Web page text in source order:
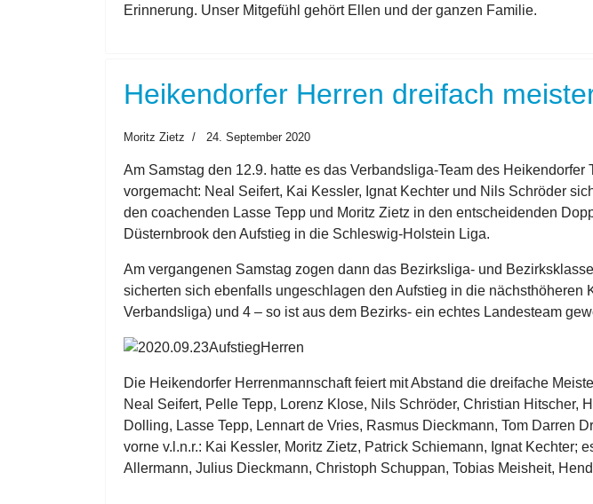
Erinnerung. Unser Mitgefühl gehört Ellen und der ganzen Familie.
Heikendorfer Herren dreifach
Moritz Zietz 24. September 2020
Am Samstag den 12.9. hatte es das Verbandsliga-Team des Heikendorfer
vorgemacht: Neal Seifert, Kai Kessler, Ignat Kechter und Nils Schröder
den coachenden Lasse Tepp und Moritz Zietz in den entscheidenden
Düsternbrook den Aufstieg in die Schleswig-Holstein Liga.
Am vergangenen Samstag zogen dann das Bezirksliga- und
sicherten sich ebenfalls ungeschlagen den Aufstieg in die nächsthöheren
Verbandsliga) und 4 – so ist aus dem Bezirks- ein echtes Landesteam
Die Heikendorfer Herrenmannschaft feiert mit Abstand die dreifache
Neal Seifert, Pelle Tepp, Lorenz Klose, Nils Schröder, Christian Hitscher,
Dolling, Lasse Tepp, Lennart de Vries, Rasmus Dieckmann, Tom Darren
vorne v.l.n.r.: Kai Kessler, Moritz Zietz, Patrick Schiemann, Ignat Kechter;
Allermann, Julius Dieckmann, Christoph Schuppan, Tobias Meisheit,